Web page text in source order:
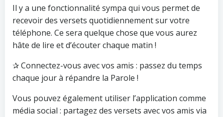
Il y a une fonctionnalité sympa qui vous permet de
recevoir des versets quotidiennement sur votre
téléphone. Ce sera quelque chose que vous aurez
hâte de lire et d’écouter chaque matin !
✰ Connectez-vous avec vos amis : passez du temps
chaque jour à répandre la Parole !
Vous pouvez également utiliser l’application comme
média social : partagez des versets avec vos amis via